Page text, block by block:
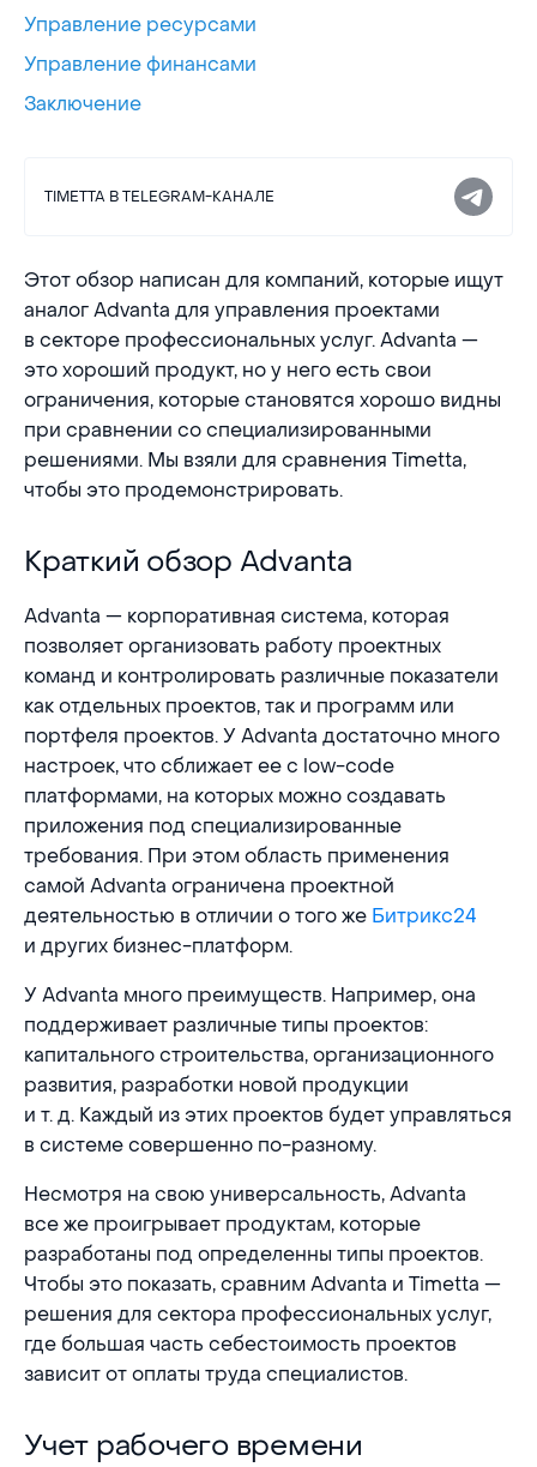
Управление ресурсами
Управление финансами
Заключение
TIMETTA В TELEGRAM-КАНАЛЕ
Этот обзор написан для компаний, которые ищут
аналог Advanta для управления проектами
в секторе профессиональных услуг. Advanta —
это хороший продукт, но у него есть свои
ограничения, которые становятся хорошо видны
при сравнении со специализированными
решениями. Мы взяли для сравнения Timetta,
чтобы это продемонстрировать.
Краткий обзор Advanta
Краткий обзор Advanta
Advanta — корпоративная система, которая
позволяет организовать работу проектных
команд и контролировать различные показатели
как отдельных проектов, так и программ или
портфеля проектов. У Advanta достаточно много
настроек, что сближает ее с low-code
платформами, на которых можно создавать
приложения под специализированные
требования. При этом область применения
самой Advanta ограничена проектной
деятельностью в отличии о того же Битрикс24
и других бизнес-платформ.
У Advanta много преимуществ. Например, она
поддерживает различные типы проектов:
капитального строительства, организационного
развития, разработки новой продукции
и т. д. Каждый из этих проектов будет управляться
в системе совершенно по-разному.
Несмотря на свою универсальность, Advanta
все же проигрывает продуктам, которые
разработаны под определенны типы проектов.
Чтобы это показать, сравним Advanta и Timetta —
решения для сектора профессиональных услуг,
где большая часть себестоимость проектов
зависит от оплаты труда специалистов.
Учет рабочего времени
Учет рабочего времени